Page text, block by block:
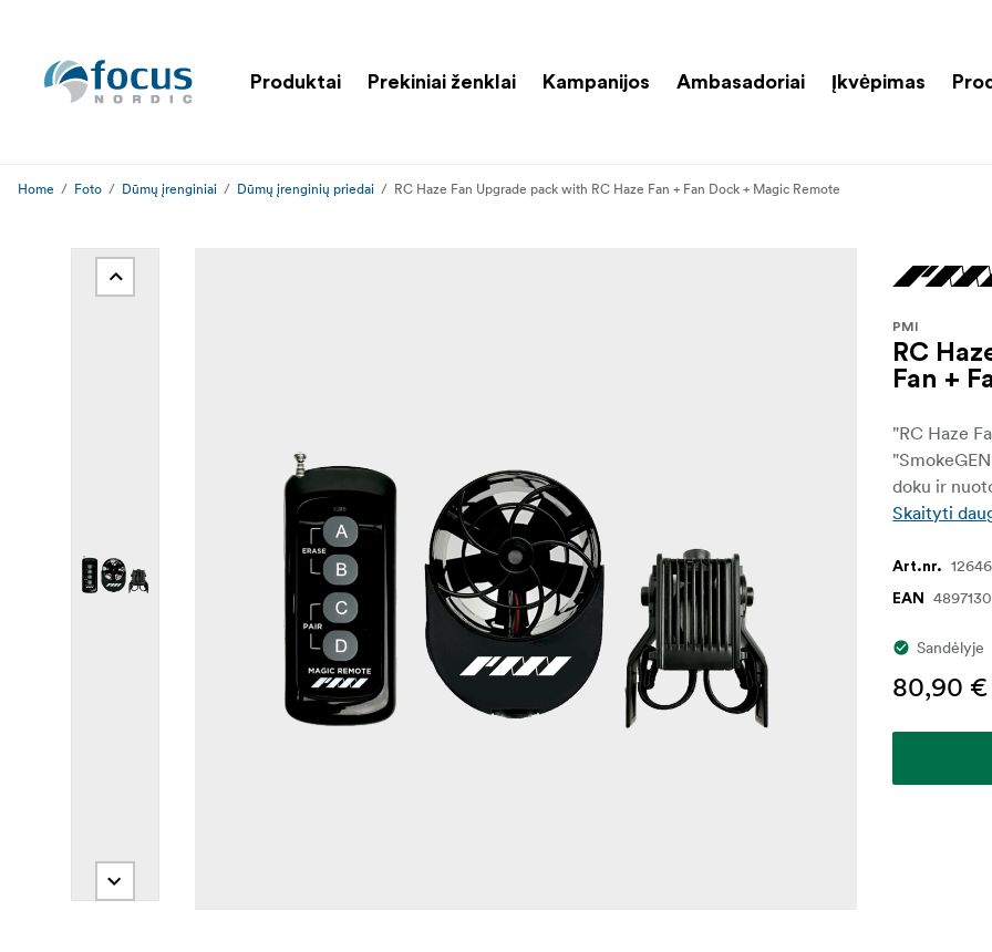
Produktai Prekiniai ženklai Kampanijos Ambasadoriai Įkvėpimas
Home Foto Dūmų įrenginiai Dūmų įrenginių priedai RC Haze Fan Upgrade pack with RC Haze Fan + Fan Dock + Magic Remote
PMI
RC
Fan +
"RC Haze
doku ir
Skaityti
Art.nr.
EAN
Sandėlyje
80,90 €